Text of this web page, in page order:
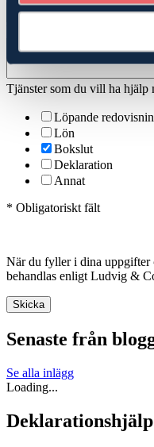
Tjänster som du vill ha hjälp
Löpande
Lön
Bokslut
Deklaration
Annat
* Obligatoriskt fält
När du fyller i dina uppgifter
behandlas enligt Ludvig &
Senaste från
Se alla inlägg
Loading...